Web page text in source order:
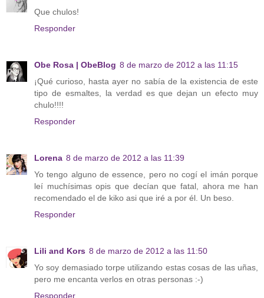
Que chulos!
Responder
Obe Rosa | ObeBlog 8 de marzo de 2012 a las 11:15
¡Qué curioso, hasta ayer no sabía de la existencia de este
tipo de esmaltes, la verdad es que dejan un efecto muy
chulo!!!!
Responder
Lorena 8 de marzo de 2012 a las 11:39
Yo tengo alguno de essence, pero no cogí el imán porque
leí muchísimas opis que decían que fatal, ahora me han
recomendado el de kiko asi que iré a por él. Un beso.
Responder
Lili and Kors 8 de marzo de 2012 a las 11:50
Yo soy demasiado torpe utilizando estas cosas de las uñas,
pero me encanta verlos en otras personas :-)
Responder